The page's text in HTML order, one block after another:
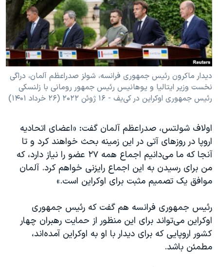
دیدار ماکرون رئیس جمهوری فرانسه، شولز صدراعظم آلمان، دراگی
نخست وزیر ایتالیا و یوهانیس رئیس جمهور رومانی با زلنسکی
رئیس جمهوری اوکراین در کی‌یف - ۱۶ ژوئن ۲۰۲۲ (۲۶ خرداد ۱۴۰۱)
اولاف شولتس، صدراعظم آلمان گفت: «اعضای اتحادیه
اروپا در روزهای آتی در این زمینه بحث خواهند کرد و تا
آنجا که ما می‌دانیم اجماع همه ۲۷ عضو را نیاز دارد، که
من برای رسیدن به این اجماع رایزنی خواهم کرد. آلمان
موافق یک تصمیم مثبت برای اوکراین است.»
رئیس جمهوری فرانسه هم گفت که رئیس جمهوری
اوکراین می‌تواند برای این منظور از حمایت رهبران چهار
کشور اروپایی که برای دیدار با او به اوکراین آمده‌اند،
مطمئن باشد.